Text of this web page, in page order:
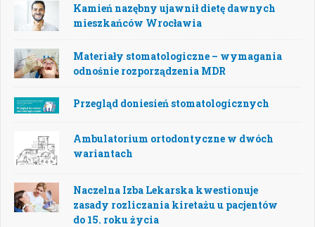
Kamień nazębny ujawnił dietę dawnych
mieszkańców Wrocławia
Materiały stomatologiczne – wymagania
odnośnie rozporządzenia MDR
Przegląd doniesień stomatologicznych
Ambulatorium ortodontyczne w dwóch
wariantach
Naczelna Izba Lekarska kwestionuje
zasady rozliczania kiretażu u pacjentów
do 15. roku życia